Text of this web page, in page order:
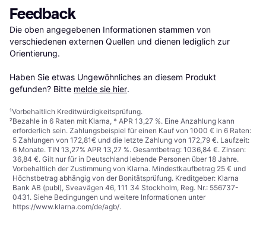
Feedback
Die oben angegebenen Informationen stammen von
verschiedenen externen Quellen und dienen lediglich zur
Orientierung.
Haben Sie etwas Ungewöhnliches an diesem Produkt
gefunden? Bitte melde sie hier.
¹Vorbehaltlich Kreditwürdigkeitsprüfung.
²Bezahle in 6 Raten mit Klarna, * APR 13,27 %. Eine Anzahlung kann
erforderlich sein. Zahlungsbeispiel für einen Kauf von 1000 € in 6 Raten:
5 Zahlungen von 172,81€ und die letzte Zahlung von 172,79 €. Laufzeit:
6 Monate. TIN 13,27% APR 13,27 %. Gesamtbetrag: 1036,84 €. Zinsen:
36,84 €. Gilt nur für in Deutschland lebende Personen über 18 Jahre.
Vorbehaltlich der Zustimmung von Klarna. Mindestkaufbetrag 25 € und
Höchstbetrag abhängig von der Bonitätsprüfung. Kreditgeber: Klarna
Bank AB (publ), Sveavägen 46, 111 34 Stockholm, Reg. Nr.: 556737-
0431. Siehe Bedingungen und weitere Informationen unter
https://www.klarna.com/de/agb/.